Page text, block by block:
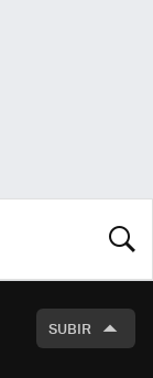
SUBIR